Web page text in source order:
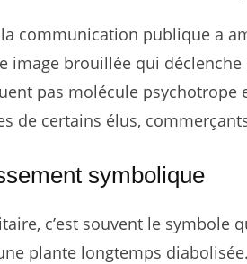
communication publique a
image brouillée qui
pas molécule
de certains élus,
symbolique
c’est souvent le symbole
plante longtemps